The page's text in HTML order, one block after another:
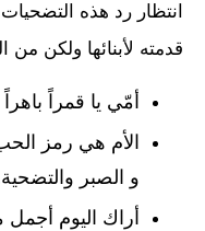
انتظار رد هذه
قدمته لأبنائها ولكن
أمّي يا قمراً
الأم هي رمز
و الصبر
أراك اليوم